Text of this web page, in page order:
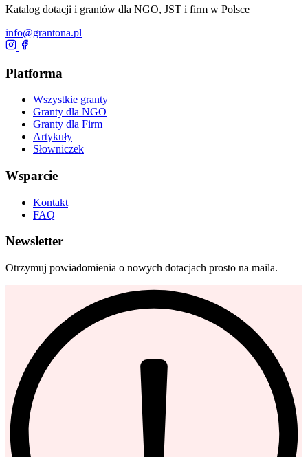
Katalog dotacji i grantów dla NGO, JST i firm w Polsce
info@grantona.pl
Platforma
Wszystkie granty
Granty dla NGO
Granty dla Firm
Artykuły
Słowniczek
Wsparcie
Kontakt
FAQ
Newsletter
Otrzymuj powiadomienia o nowych dotacjach prosto na maila.